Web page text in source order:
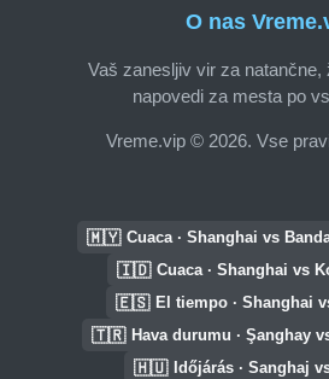
O nas
Vaš zanesljiv vir za
napovedi za mesta po
Vreme.vip © 2026. Vse
🇲🇾 Cuaca · Shanghai vs
🇮🇩 Cuaca · Shanghai vs
🇪🇸 El tiempo · Shanghai
🇹🇷 Hava durumu · Şanghay
🇭🇺 Időjárás · Sanghaj